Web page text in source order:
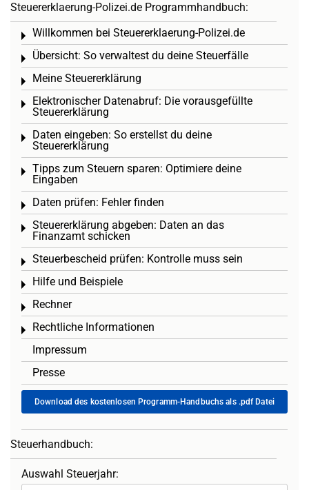
Steuererklaerung-Polizei.de Programmhandbuch:
Willkommen bei Steuererklaerung-Polizei.de
Toggle menu
Übersicht: So verwaltest du deine Steuerfälle
Toggle menu
Meine Steuererklärung
Toggle menu
Elektronischer Datenabruf: Die vorausgefüllte
Steuererklärung
Toggle menu
Daten eingeben: So erstellst du deine
Steuererklärung
Toggle menu
Tipps zum Steuern sparen: Optimiere deine
Eingaben
Toggle menu
Daten prüfen: Fehler finden
Toggle menu
Steuererklärung abgeben: Daten an das
Finanzamt schicken
Toggle menu
Steuerbescheid prüfen: Kontrolle muss sein
Toggle menu
Hilfe und Beispiele
Toggle menu
Rechner
Toggle menu
Rechtliche Informationen
Toggle menu
Impressum
Presse
Download des kostenlosen Programm-Handbuchs als .pdf Datei
Steuerhandbuch:
Auswahl Steuerjahr: